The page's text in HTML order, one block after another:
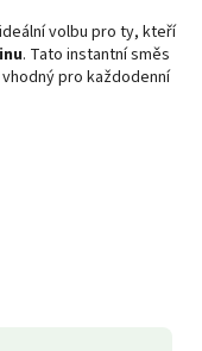
volbu pro ty, kteří
. Tato instantní směs
vhodný pro každodenní